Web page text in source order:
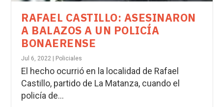
RAFAEL CASTILLO: ASESINARON
A BALAZOS A UN POLICÍA
BONAERENSE
Jul 6, 2022 | Policiales
El hecho ocurrió en la localidad de Rafael
Castillo, partido de La Matanza, cuando el
policía de...